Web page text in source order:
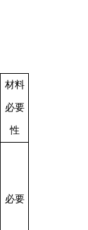
材料
必要
性
必要